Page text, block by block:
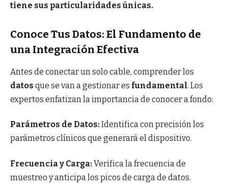
tiene sus particularidades únicas.
Conoce Tus Datos: El Fundamento de
una Integración Efectiva
Antes de conectar un solo cable, comprender los
datos que se van a gestionar es fundamental. Los
expertos enfatizan la importancia de conocer a fondo:
Parámetros de Datos:Identifica con precisión los
parámetros clínicos que generará el dispositivo.
Frecuencia y Carga:Verifica la frecuencia de
muestreo y anticipa los picos de carga de datos.